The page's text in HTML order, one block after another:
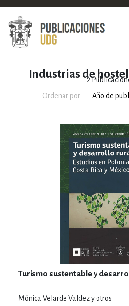
Industrias de
2
Ordenar por
Turismo sustentable y
Mónica Velarde Valdez y otros